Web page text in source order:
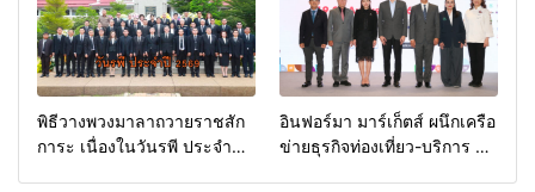
พิธีวางพวงมาลาถวายราชสัก
การะ เนื่องในวันรพี ประจำปี
อินฟอร์มา มาร์เก็ตส์ ผนึกเครือ
ข่ายธุรกิจท่องเที่ยว-บริการ จัด